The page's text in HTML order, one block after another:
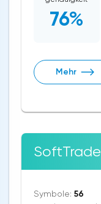
76%
Mehr
SoftTrade
Symbole: 56